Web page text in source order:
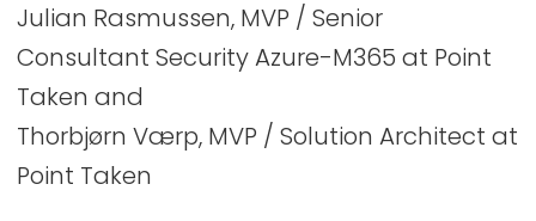
Julian Rasmussen, MVP / Senior
Consultant Security Azure-M365 at Point
Taken and
Thorbjørn Værp, MVP / Solution Architect at
Point Taken